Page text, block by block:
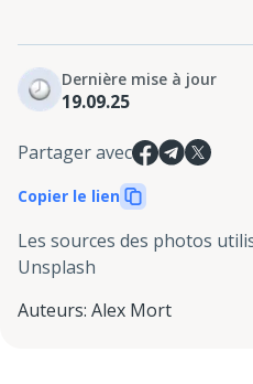
Dernière mise à jour
19.09.25
Partager avec
Copier le lien
Les sources des photos
Unsplash
Auteurs: Alex Mort